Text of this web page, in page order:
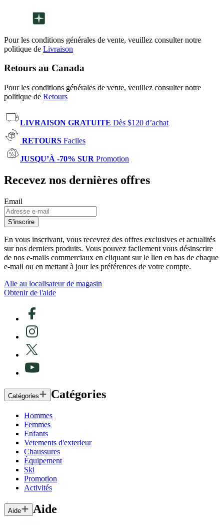
Pour les conditions générales de vente, veuillez consulter notre
politique de Livraison
Retours au Canada
Pour les conditions générales de vente, veuillez consulter notre
politique de Retours
LIVRAISON GRATUITE Dès $120 d’achat
RETOURS Faciles
JUSQU’À -70% SUR Promotion
Recevez nos dernières offres
Email
S'inscrire
En vous inscrivant, vous recevrez des offres exclusives et actualités
sur nos derniers produits. Vous pouvez facilement vous désinscrire
de nos e-mails commerciaux en cliquant sur le lien en bas de chaque
e-mail ou en mettant à jour les préférences de votre compte.
Alle au localisateur de magasin
Obtenir de l'aide
Catégories Catégories
Hommes
Femmes
Enfants
Vetements d'exterieur
Chaussures
Équipement
Ski
Promotion
Activités
Aide Aide